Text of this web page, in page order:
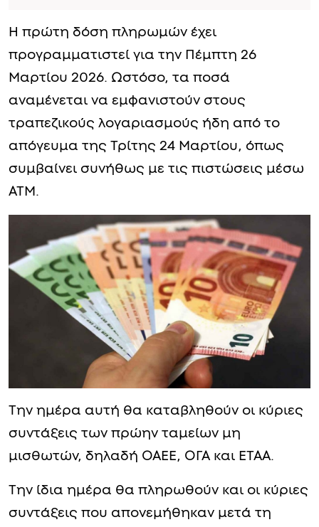
Η πρώτη δόση πληρωμών έχει
προγραμματιστεί για την Πέμπτη 26
Μαρτίου 2026. Ωστόσο, τα ποσά
αναμένεται να εμφανιστούν στους
τραπεζικούς λογαριασμούς ήδη από το
απόγευμα της Τρίτης 24 Μαρτίου, όπως
συμβαίνει συνήθως με τις πιστώσεις μέσω
ΑΤΜ.
Την ημέρα αυτή θα καταβληθούν οι κύριες
συντάξεις των πρώην ταμείων μη
μισθωτών, δηλαδή ΟΑΕΕ, ΟΓΑ και ΕΤΑΑ.
Την ίδια ημέρα θα πληρωθούν και οι κύριες
συντάξεις που απονεμήθηκαν μετά τη